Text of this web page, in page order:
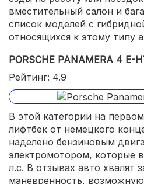
вместительный салон и
список моделей с
относящихся к этому типу
PORSCHE PANAMERA 4 E-
Рейтинг: 4.9
В этой категории на
лифтбек от немецкого
наделено бензиновым
электромотором, которые
л.с. В отзывах авто хвалят
маневренность, возможную